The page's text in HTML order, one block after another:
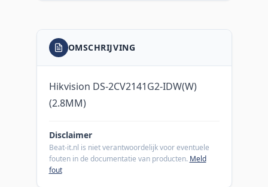
OMSCHRIJVING
Hikvision DS-2CV2141G2-IDW(W)
(2.8MM)
Disclaimer
Beat-it.nl is niet verantwoordelijk voor eventuele
fouten in de documentatie van producten. Meld
fout